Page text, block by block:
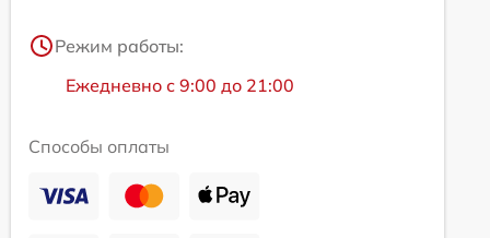
Режим работы:
Ежедневно с 9:00 до 21:00
Способы оплаты